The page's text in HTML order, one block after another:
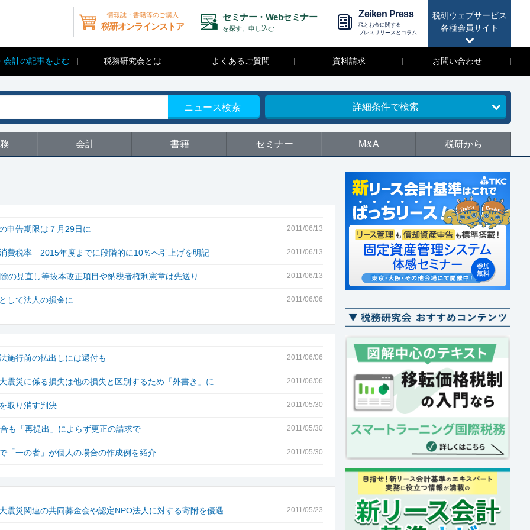
税研ウェブサービス
各種会員サイト
情報誌・書籍等のご購入
税研オンラインストア
セミナー・Webセミナー
を探す、申し込む
Zeiken Press
税とお金に関する
プレスリリースとコラム
会計の記事をよむ 税務研究会とは よくあるご質問 資料請求 お問い合わせ
ニュース検索 詳細条件で検索
会計 書籍 セミナー M&A 税研から
2011/06/13
申告期限は７月29日に
2011/06/13
税率 2015年度までに段階的に10％へ引上げを明記
2011/06/13
見直し等抜本改正項目や納税者権利憲章は先送り
2011/06/06
して法人の損金に
2011/06/06
施行前の払出しには還付も
2011/06/06
災に係る損失は他の損失と区別するため「外書き」に
2011/05/30
取り消す判決
2011/05/30
も「再提出」によらず更正の請求で
2011/05/30
一の者」が個人の場合の作成例を紹介
2011/05/23
災関連の共同募金会や認定NPO法人に対する寄附を優遇